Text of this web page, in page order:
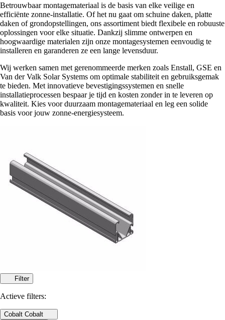
Betrouwbaar montagemateriaal is de basis van elke veilige en
efficiënte zonne-installatie. Of het nu gaat om schuine daken, platte
daken of grondopstellingen, ons assortiment biedt flexibele en robuuste
oplossingen voor elke situatie. Dankzij slimme ontwerpen en
hoogwaardige materialen zijn onze montagesystemen eenvoudig te
installeren en garanderen ze een lange levensduur.
Wij werken samen met gerenommeerde merken zoals Enstall, GSE en
Van der Valk Solar Systems om optimale stabiliteit en gebruiksgemak
te bieden. Met innovatieve bevestigingssystemen en snelle
installatieprocessen bespaar je tijd en kosten zonder in te leveren op
kwaliteit. Kies voor duurzaam montagemateriaal en leg een solide
basis voor jouw zonne-energiesysteem.
Filter
Actieve filters:
Cobalt Cobalt